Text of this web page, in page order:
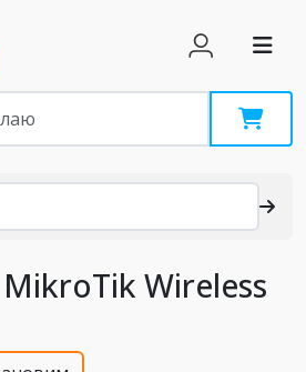
Wireless